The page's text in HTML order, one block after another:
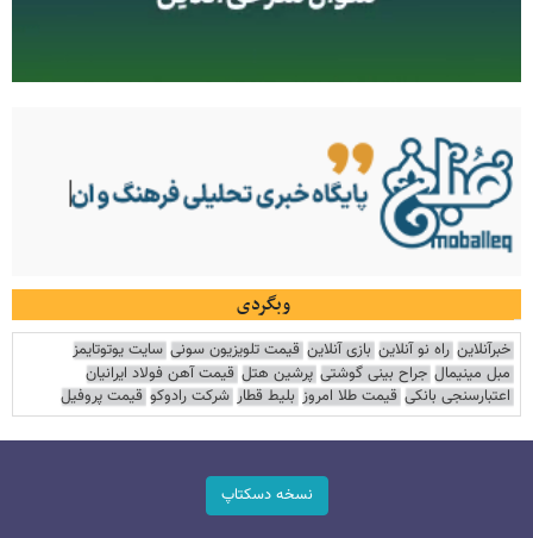
وبگردی
خبرآنلاین راه نو آنلاین بازی آنلاین قیمت تلویزیون سونی سایت یوتوتایمز
مبل مینیمال جراح بینی گوشتی پرشین هتل قیمت آهن فولاد ایرانیان
اعتبارسنجی بانکی قیمت طلا امروز بلیط قطار شرکت رادوکو قیمت پروفیل
نسخه دسکتاپ